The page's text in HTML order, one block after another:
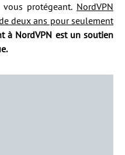
protégeant. NordVPN
deux ans pour seulement
à NordVPN est un soutien